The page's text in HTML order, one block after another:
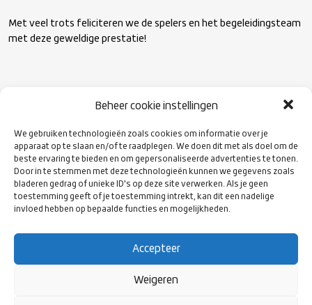
Beheer cookie instellingen
We gebruiken technologieën zoals cookies om informatie over je
apparaat op te slaan en/of te raadplegen. We doen dit met als doel om de
beste ervaring te bieden en om gepersonaliseerde advertenties te tonen.
Door in te stemmen met deze technologieën kunnen we gegevens zoals
bladeren gedrag of unieke ID's op deze site verwerken. Als je geen
toestemming geeft of je toestemming intrekt, kan dit een nadelige
invloed hebben op bepaalde functies en mogelijkheden.
Accepteer
Weigeren
Met veel trots feliciteren we de spelers en het begeleidingsteam
met deze geweldige prestatie!
VOLG ONS